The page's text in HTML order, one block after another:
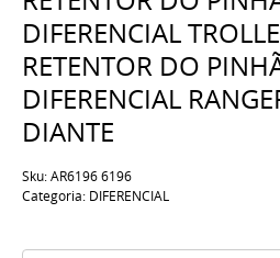
DIFERENCIAL
RETENTOR DO
DIFERENCIAL
DIANTE
Sku:AR6196 6196
Categoria: DIFERENCIAL